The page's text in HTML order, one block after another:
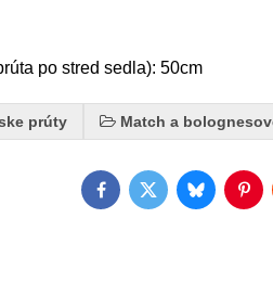
po stred sedla): 50cm
prúty Match a
FacebookTwitterBluesky